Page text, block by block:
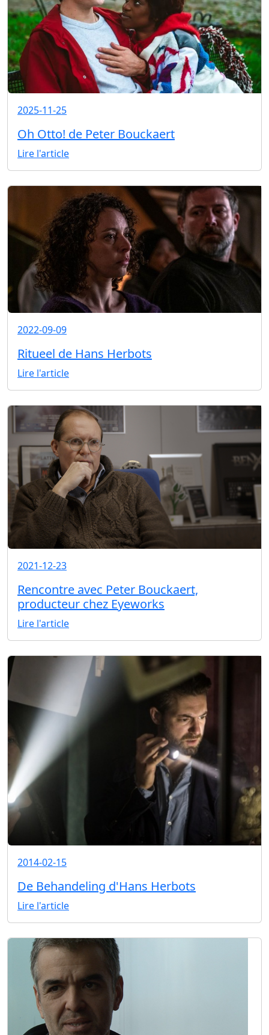
2025-11-25
Oh Otto! de Peter Bouckaert
Lire l'article
2022-09-09
Ritueel de Hans Herbots
Lire l'article
2021-12-23
Rencontre avec Peter Bouckaert,
producteur chez Eyeworks
Lire l'article
2014-02-15
De Behandeling d'Hans Herbots
Lire l'article